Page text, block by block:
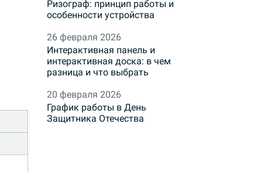
Ризограф: принцип работы и
особенности устройства
26 февраля 2026
Интерактивная панель и
интерактивная доска: в чем
разница и что выбрать
20 февраля 2026
График работы в День
Защитника Отечества